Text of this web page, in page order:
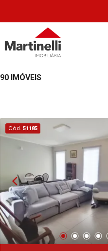
90 IMÓVEIS
Cód. 51185